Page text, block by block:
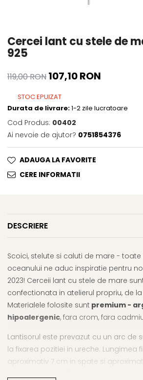
Cercei lant cu stele de
925
119,00 RON 107,10 RON
STOC EPUIZAT
Durata de livrare:1-2 zile lucratoare
Cod Produs: 00402
Ai nevoie de ajutor? 0751854376
ADAUGA LA FAVORITE
CERE INFORMATII
DESCRIERE
Scoici, stelute si caluti de mare -
oceanului ne aduc inspiratie pentru
2023! Cerceii lant cu stele de mare
confectionata in atelierul propriu, de
Materialele folosite sunt premium -
hipoalergenic, fara crom, fara
Lantisorul este prevazut cu un arc de
la fixarea pozitiei in ureche. Lungimea
aproximativ 7 cm in spate si